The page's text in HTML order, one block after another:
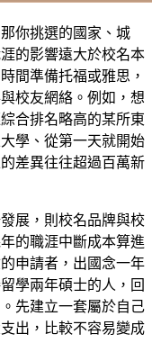
你挑選的國家、城
的影響遠大於校名本
間準備托福或雅思，
校友網絡。例如，想
合排名略高的某所東
學、從第一天就開始
差異往往超過百萬新
展，則校名品牌與校
的職涯中斷成本算進
申請者，出國念一年
學兩年碩士的人，回
先建立一套屬於自己
出，比較不容易變成